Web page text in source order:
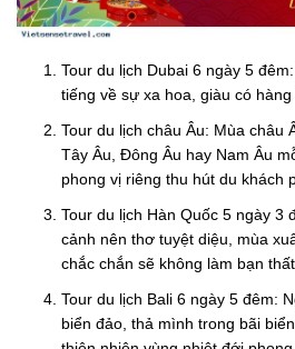
Tour du lịch Dubai 6 ngày 5
tiếng về sự xa hoa, giàu có hàng
Tour du lịch châu Âu: Mùa châu
Tây Âu, Đông Âu hay Nam Âu
phong vị riêng thu hút du khách
Tour du lịch Hàn Quốc 5 ngày 3
cảnh nên thơ tuyệt diệu, mùa
chắc chắn sẽ không làm bạn thất
Tour du lịch Bali 6 ngày 5 đêm:
biển đảo, thả mình trong bãi